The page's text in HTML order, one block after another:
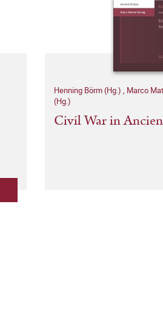
Henning Börm (Hg.) , Marco
(Hg.)
Civil War in